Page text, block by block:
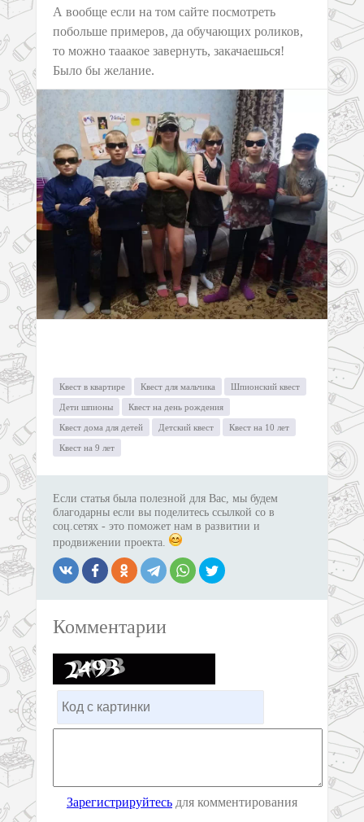
А вообще если на том сайте посмотреть
побольше примеров, да обучающих роликов,
то можно тааакое завернуть, закачаешься!
Было бы желание.
Квест в квартире Квест для мальчика Шпионский квест
Дети шпионы Квест на день рождения
Квест дома для детей Детский квест Квест на 10 лет
Квест на 9 лет
Если статья была полезной для Вас, мы будем
благодарны если вы поделитесь ссылкой со в
соц.сетях - это поможет нам в развитии и
продвижении проекта.
Комментарии
Зарегистрируйтесь для комментирования